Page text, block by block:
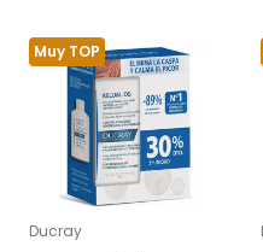
Muy TOP
Ducray